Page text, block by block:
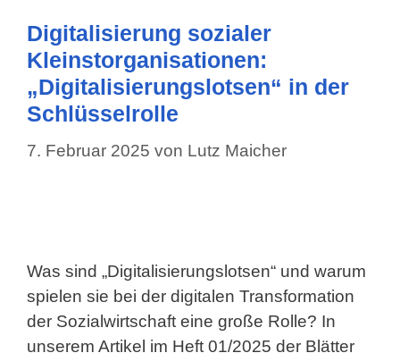
Digitalisierung sozialer
Kleinstorganisationen:
„Digitalisierungslotsen“ in der
Schlüsselrolle
7. Februar 2025 von Lutz Maicher
Was sind „Digitalisierungslotsen“ und warum
spielen sie bei der digitalen Transformation
der Sozialwirtschaft eine große Rolle? In
unserem Artikel im Heft 01/2025 der Blätter